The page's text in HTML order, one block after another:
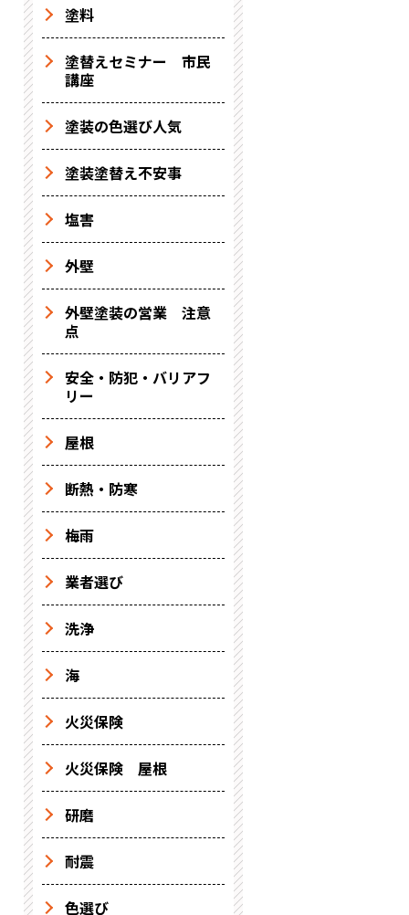
塗料
塗替えセミナー 市民
講座
塗装の色選び人気
塗装塗替え不安事
塩害
外壁
外壁塗装の営業 注意
点
安全・防犯・バリアフ
リー
屋根
断熱・防寒
梅雨
業者選び
洗浄
海
火災保険
火災保険 屋根
研磨
耐震
色選び